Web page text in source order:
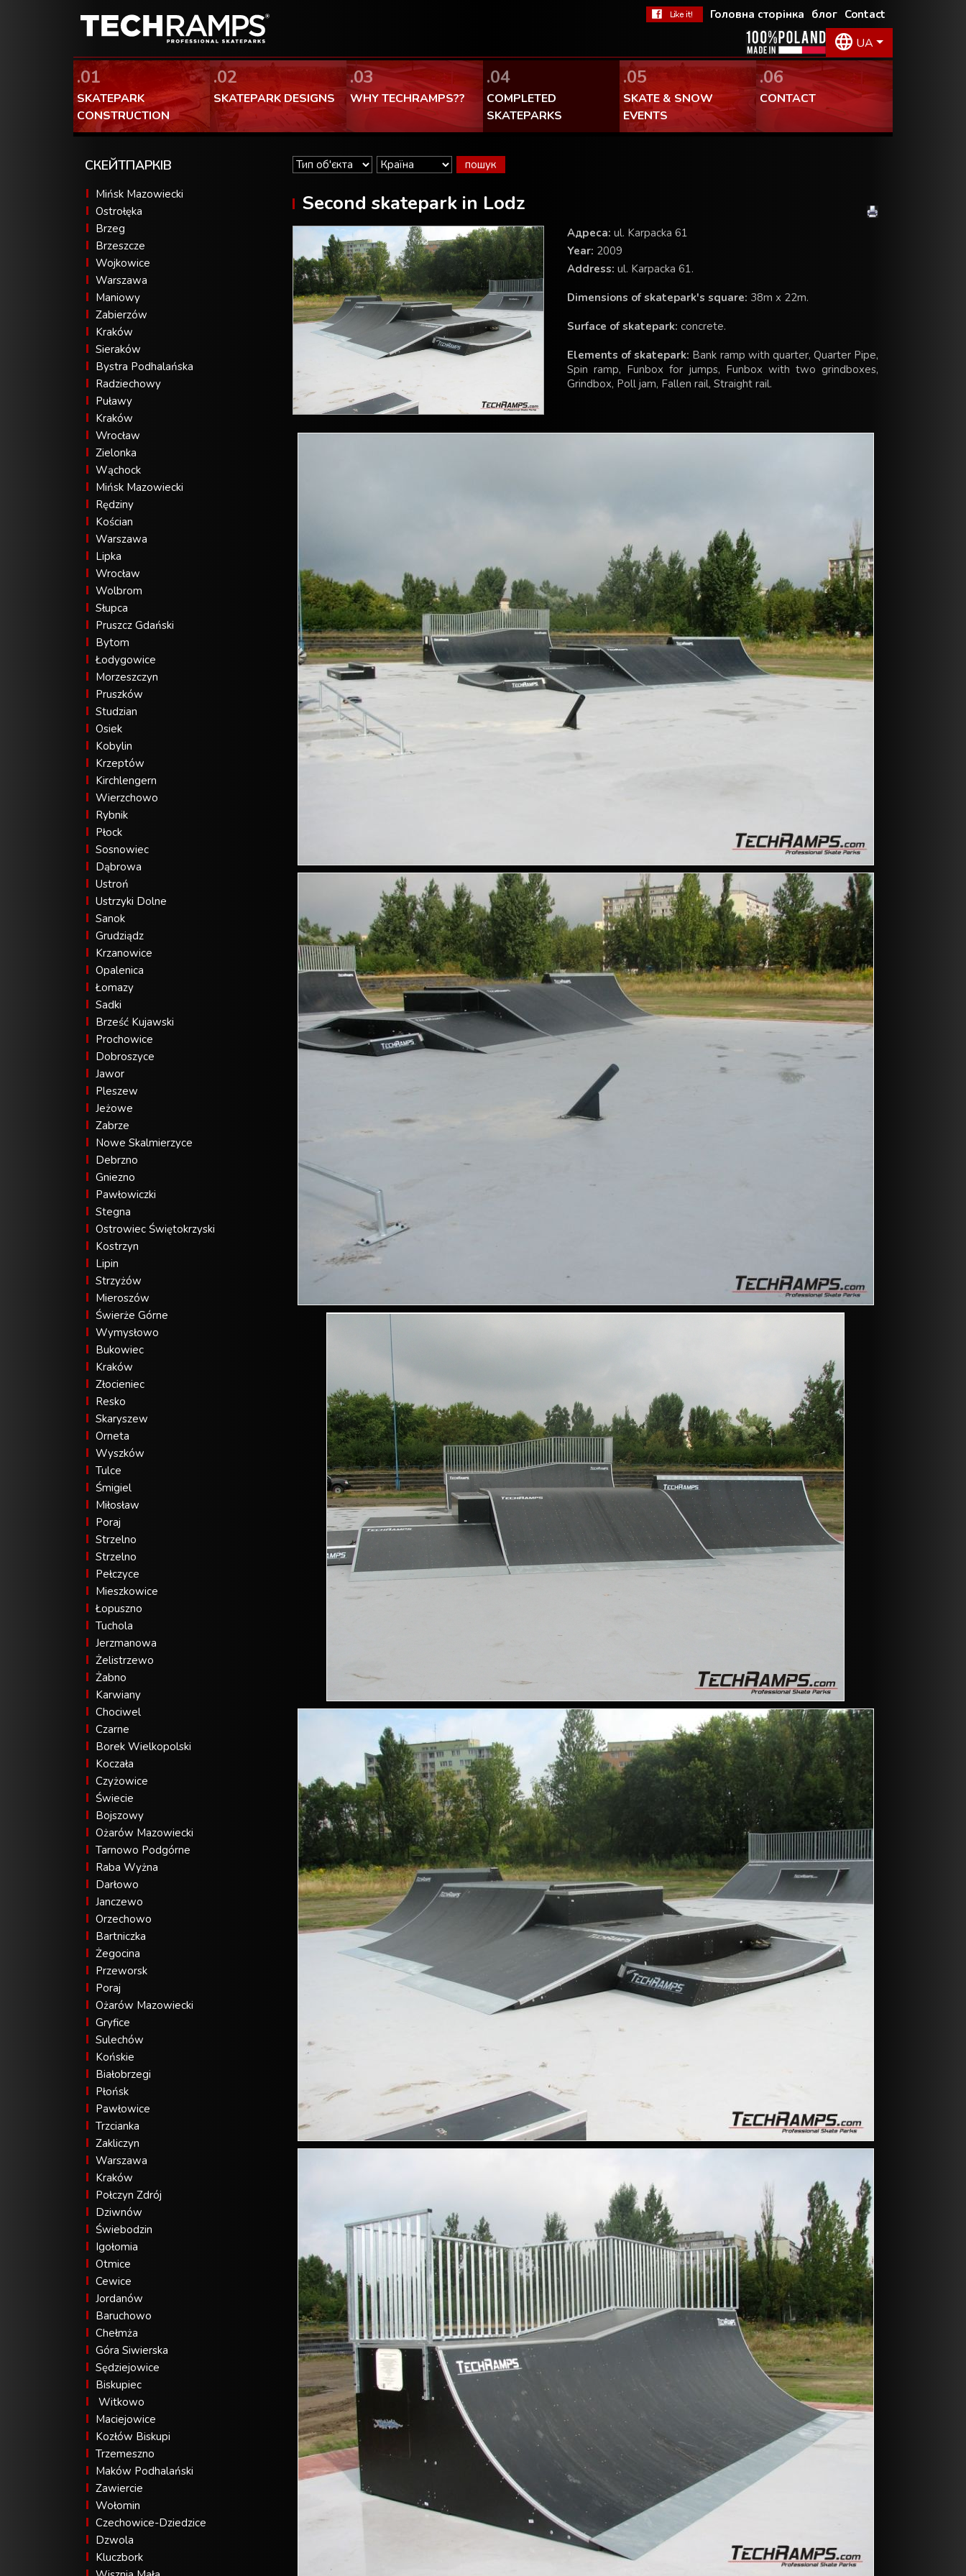
Contact
блог
Головна сторінка
UA
.01
SKATEPARK
CONSTRUCTION
.02
SKATEPARK DESIGNS
.03
WHY TECHRAMPS??
.04
COMPLETED
SKATEPARKS
.05
SKATE & SNOW
EVENTS
.06
CONTACT
СКЕЙТПАРКІВ
Mińsk Mazowiecki
Ostrołęka
Brzeg
Brzeszcze
Wojkowice
Warszawa
Maniowy
Zabierzów
Kraków
Sieraków
Bystra Podhalańska
Radziechowy
Puławy
Kraków
Wrocław
Zielonka
Wąchock
Mińsk Mazowiecki
Rędziny
Kościan
Warszawa
Lipka
Wrocław
Wolbrom
Słupca
Pruszcz Gdański
Bytom
Łodygowice
Morzeszczyn
Pruszków
Studzian
Osiek
Kobylin
Krzeptów
Kirchlengern
Wierzchowo
Rybnik
Płock
Sosnowiec
Dąbrowa
Ustroń
Ustrzyki Dolne
Sanok
Grudziądz
Krzanowice
Opalenica
Łomazy
Sadki
Brześć Kujawski
Prochowice
Dobroszyce
Jawor
Pleszew
Jeżowe
Zabrze
Nowe Skalmierzyce
Debrzno
Gniezno
Pawłowiczki
Stegna
Ostrowiec Świętokrzyski
Kostrzyn
Lipin
Strzyżów
Mieroszów
Świerże Górne
Wymysłowo
Bukowiec
Kraków
Złocieniec
Resko
Skaryszew
Orneta
Wyszków
Tulce
Śmigiel
Miłosław
Poraj
Strzelno
Strzelno
Pełczyce
Mieszkowice
Łopuszno
Tuchola
Jerzmanowa
Żelistrzewo
Żabno
Karwiany
Chociwel
Czarne
Borek Wielkopolski
Koczała
Czyżowice
Świecie
Bojszowy
Ożarów Mazowiecki
Tarnowo Podgórne
Raba Wyżna
Darłowo
Janczewo
Orzechowo
Bartniczka
Żegocina
Przeworsk
Poraj
Ożarów Mazowiecki
Gryfice
Sulechów
Końskie
Białobrzegi
Płońsk
Pawłowice
Trzcianka
Zakliczyn
Warszawa
Kraków
Połczyn Zdrój
Dziwnów
Świebodzin
Igołomia
Otmice
Cewice
Jordanów
Baruchowo
Chełmża
Góra Siwierska
Sędziejowice
Biskupiec
Witkowo
Maciejowice
Kozłów Biskupi
Trzemeszno
Maków Podhalański
Zawiercie
Wołomin
Czechowice-Dziedzice
Dzwola
Kluczbork
Second skatepark in Lodz
Aдреса: ul. Karpacka 61
Year: 2009
Address: ul. Karpacka 61.
Dimensions of skatepark's square: 38m x 22m.
Surface of skatepark: concrete.
Elements of skatepark: Bank ramp with quarter, Quarter Pipe,
Spin ramp, Funbox for jumps, Funbox with two grindboxes,
Grindbox, Poll jam, Fallen rail, Straight rail.